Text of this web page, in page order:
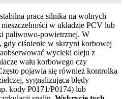
praca silnika na wolnych
w układzie PCV lub
paliwowo-powietrznej. W
gdy ciśnienie w skrzyni korbowej
wycieki oleju z
wału korbowego czy
pojawia się również kontrolka
sygnalizująca błędy
kody P0171/P0174) lub